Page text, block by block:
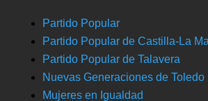
Partido Popular
Partido Popular de Castilla-La
Partido Popular de Talavera
Nuevas Generaciones de Toledo
Mujeres en Igualdad